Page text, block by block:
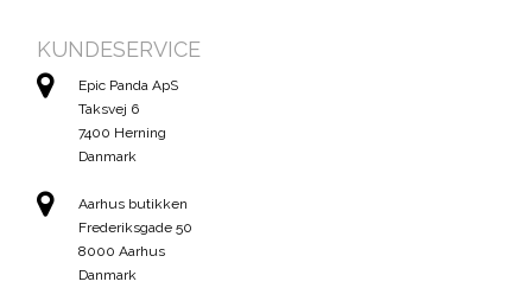
KUNDESERVICE
Epic Panda ApS
Taksvej 6
7400 Herning
Danmark
Aarhus butikken
Frederiksgade 50
8000 Aarhus
Danmark